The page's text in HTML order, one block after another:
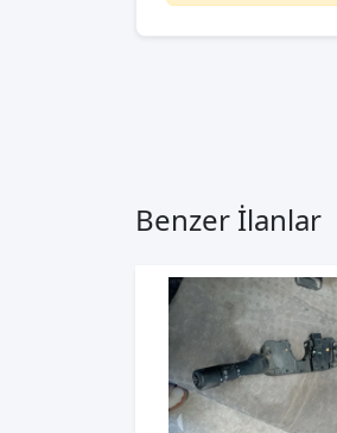
Benzer İlanlar